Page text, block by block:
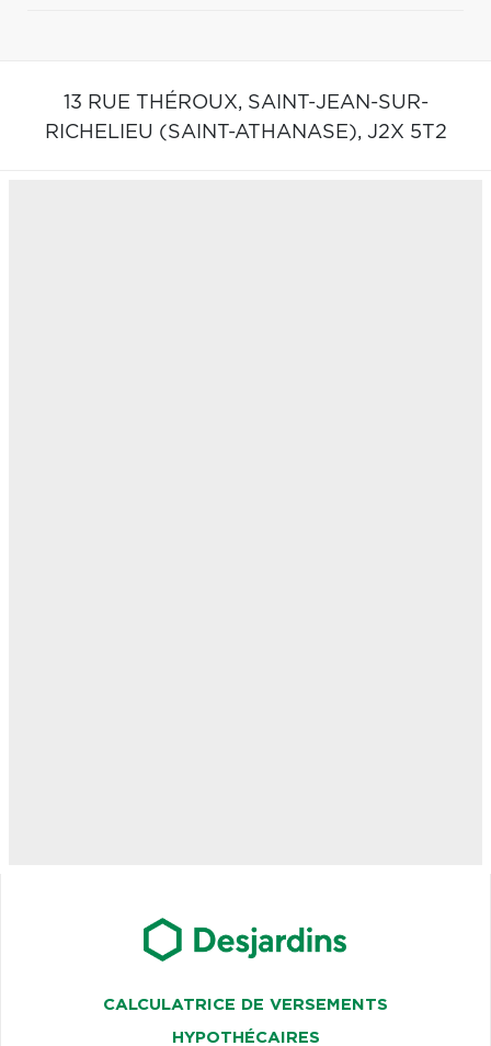
13 RUE THÉROUX, SAINT-JEAN-SUR-
RICHELIEU (SAINT-ATHANASE), J2X 5T2
CALCULATRICE DE VERSEMENTS
HYPOTHÉCAIRES